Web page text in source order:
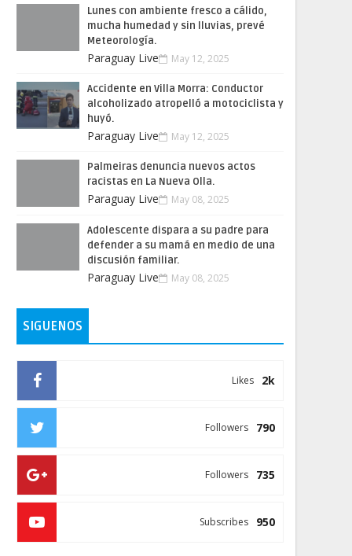
Lunes con ambiente fresco a cálido,
mucha humedad y sin lluvias, prevé
Meteorología.
Paraguay Live May 12, 2025
Accidente en Villa Morra: Conductor
alcoholizado atropelló a motociclista y
huyó.
Paraguay Live May 12, 2025
Palmeiras denuncia nuevos actos
racistas en La Nueva Olla.
Paraguay Live May 08, 2025
Adolescente dispara a su padre para
defender a su mamá en medio de una
discusión familiar.
Paraguay Live May 08, 2025
SIGUENOS
2k
Likes
790
Followers
735
Followers
950
Subscribes